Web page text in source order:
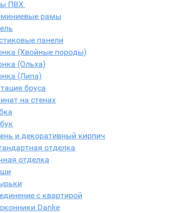
ПВХ
рамы
панели
(Хвойные породы)
(Ольха)
(Липа)
бруса
на стенах
и декоративный кирпич
отделка
отделка
с квартирой
Danke